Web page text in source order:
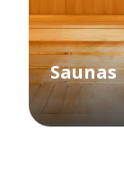
Saunas